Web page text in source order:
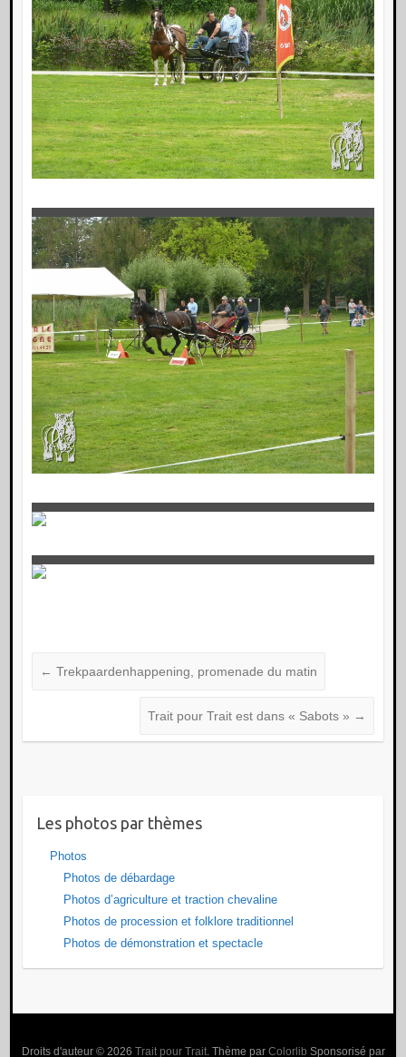
← Trekpaardenhappening, promenade du matin
Trait pour Trait est dans « Sabots » →
Les photos par thèmes
Photos
Photos de débardage
Photos d’agriculture et traction chevaline
Photos de procession et folklore traditionnel
Photos de démonstration et spectacle
Droits d'auteur © 2026 Trait pour Trait. Thème par Colorlib Sponsorisé par